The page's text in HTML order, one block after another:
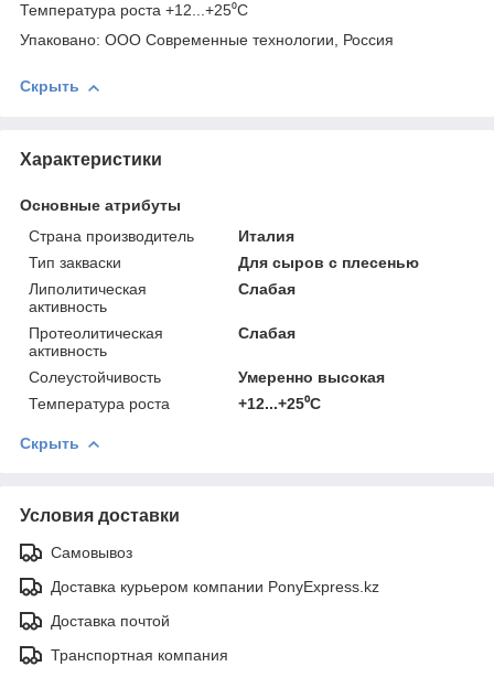
Температура роста +12...+25⁰C
Упаковано: ООО Современные технологии, Россия
Скрыть
Характеристики
Основные атрибуты
Страна производитель
Италия
Тип закваски
Для сыров с плесенью
Липолитическая
активность
Слабая
Протеолитическая
активность
Слабая
Солеустойчивость
Умеренно высокая
Температура роста
+12...+25⁰C
Скрыть
Условия доставки
Самовывоз
Доставка курьером компании PonyExpress.kz
Доставка почтой
Транспортная компания